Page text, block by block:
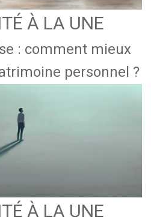
À LA UNE
: comment mieux
personnel ?
À LA UNE